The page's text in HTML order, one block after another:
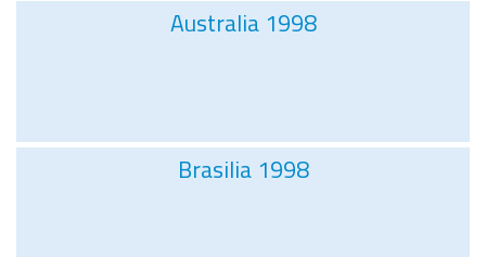
Australia 1998
Brasilia 1998